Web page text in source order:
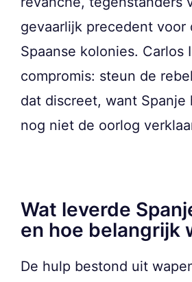
gevaarlijk precedent voor
Spaanse kolonies. Carlos
compromis: steun de
dat discreet, want Spanje
nog niet de oorlog
Wat leverde
en hoe belangrijk
De hulp bestond uit